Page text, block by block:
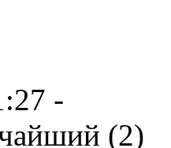
-
(2)